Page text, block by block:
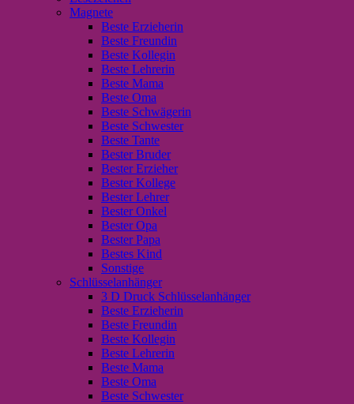
Magnete
Beste Erzieherin
Beste Freundin
Beste Kollegin
Beste Lehrerin
Beste Mama
Beste Oma
Beste Schwägerin
Beste Schwester
Beste Tante
Bester Bruder
Bester Erzieher
Bester Kollege
Bester Lehrer
Bester Onkel
Bester Opa
Bester Papa
Bestes Kind
Sonstige
Schlüsselanhänger
3 D Druck Schlüsselanhänger
Beste Erzieherin
Beste Freundin
Beste Kollegin
Beste Lehrerin
Beste Mama
Beste Oma
Beste Schwester